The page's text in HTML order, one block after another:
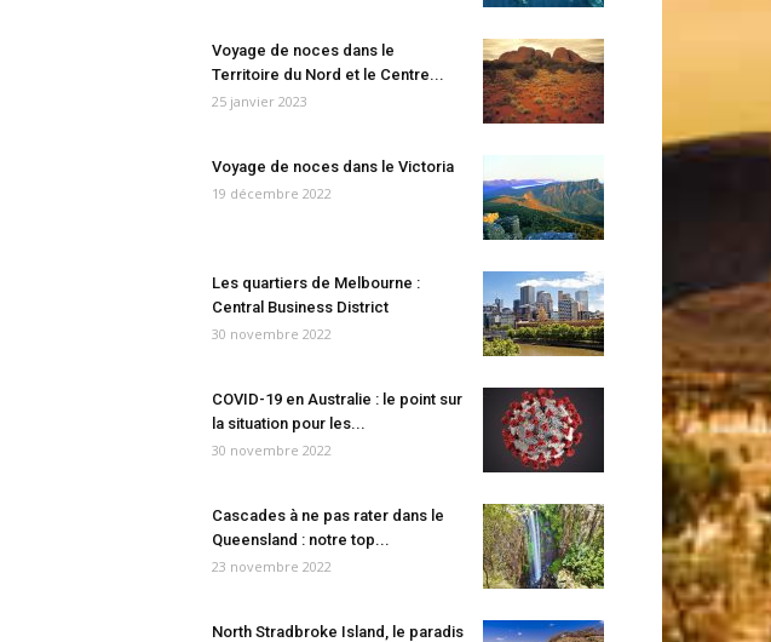
Voyage de noces dans le
Territoire du Nord et le Centre...
25 janvier 2023
Voyage de noces dans le Victoria
19 décembre 2022
Les quartiers de Melbourne :
Central Business District
30 novembre 2022
COVID-19 en Australie : le point sur
la situation pour les...
30 novembre 2022
Cascades à ne pas rater dans le
Queensland : notre top...
23 novembre 2022
North Stradbroke Island, le paradis